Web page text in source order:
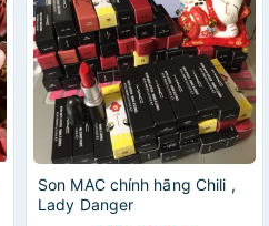
Son MAC chính hãng Chili ,
Lady Danger